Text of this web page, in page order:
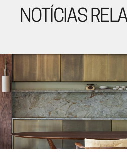
NOTÍCIAS